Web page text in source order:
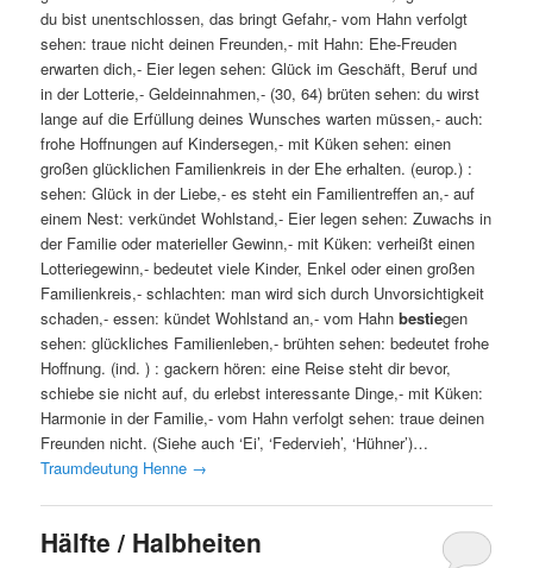
du bist unentschlossen, das bringt Gefahr,- vom Hahn verfolgt
sehen: traue nicht deinen Freunden,- mit Hahn: Ehe-Freuden
erwarten dich,- Eier legen sehen: Glück im Geschäft, Beruf und
in der Lotterie,- Geldeinnahmen,- (30, 64) brüten sehen: du wirst
lange auf die Erfüllung deines Wunsches warten müssen,- auch:
frohe Hoffnungen auf Kindersegen,- mit Küken sehen: einen
großen glücklichen Familienkreis in der Ehe erhalten. (europ.) :
sehen: Glück in der Liebe,- es steht ein Familientreffen an,- auf
einem Nest: verkündet Wohlstand,- Eier legen sehen: Zuwachs in
der Familie oder materieller Gewinn,- mit Küken: verheißt einen
Lotteriegewinn,- bedeutet viele Kinder, Enkel oder einen großen
Familienkreis,- schlachten: man wird sich durch Unvorsichtigkeit
schaden,- essen: kündet Wohlstand an,- vom Hahnbestiegen
sehen: glückliches Familienleben,- brühten sehen: bedeutet frohe
Hoffnung. (ind. ) : gackern hören: eine Reise steht dir bevor,
schiebe sie nicht auf, du erlebst interessante Dinge,- mit Küken:
Harmonie in der Familie,- vom Hahn verfolgt sehen: traue deinen
Freunden nicht. (Siehe auch ‘Ei’, ‘Federvieh’, ‘Hühner’)…
Traumdeutung Henne →
Hälfte / Halbheiten